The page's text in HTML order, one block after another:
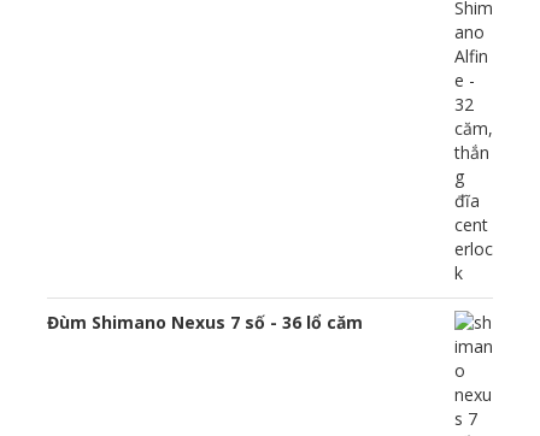
Đùm Shimano Nexus 7 số - 36 lổ căm